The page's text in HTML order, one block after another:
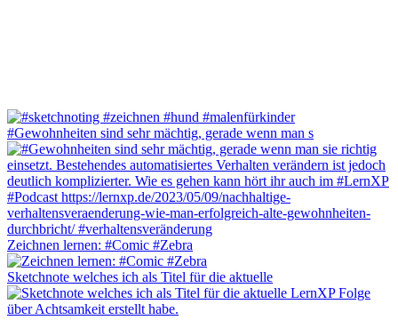
#Gewohnheiten sind sehr mächtig, gerade wenn man s
Zeichnen lernen: #Comic #Zebra
Sketchnote welches ich als Titel für die aktuelle